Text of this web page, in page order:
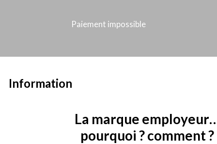
Paiement impossible
Information
La marque
pourquoi ? comment ?